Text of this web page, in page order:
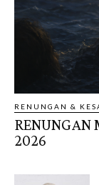
RENUNGAN &
RENUNGAN
2026